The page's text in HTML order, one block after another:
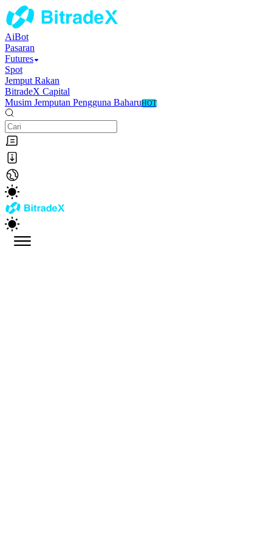
AiBot
Pasaran
Futures
Spot
Jemput Rakan
BitradeX Capital
Musim Jemputan Pengguna BaharuHOT